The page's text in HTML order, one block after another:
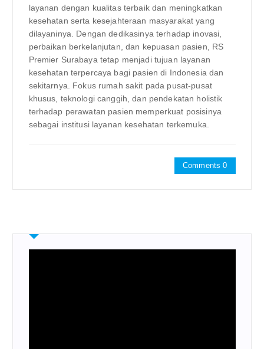
layanan dengan kualitas terbaik dan meningkatkan
kesehatan serta kesejahteraan masyarakat yang
dilayaninya. Dengan dedikasinya terhadap inovasi,
perbaikan berkelanjutan, dan kepuasan pasien, RS
Premier Surabaya tetap menjadi tujuan layanan
kesehatan terpercaya bagi pasien di Indonesia dan
sekitarnya. Fokus rumah sakit pada pusat-pusat
khusus, teknologi canggih, dan pendekatan holistik
terhadap perawatan pasien memperkuat posisinya
sebagai institusi layanan kesehatan terkemuka.
Comments 0